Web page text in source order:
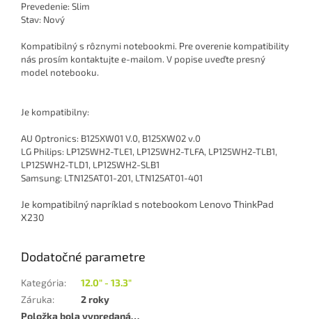
Prevedenie: Slim
Stav: Nový
Kompatibilný s rôznymi notebookmi. Pre overenie kompatibility
nás prosím kontaktujte e-mailom. V popise uveďte presný
model notebooku.
Je kompatibilny:
AU Optronics: B125XW01 V.0, B125XW02 v.0
LG Philips: LP125WH2-TLE1, LP125WH2-TLFA, LP125WH2-TLB1,
LP125WH2-TLD1, LP125WH2-SLB1
Samsung: LTN125AT01-201, LTN125AT01-401
Je kompatibilný napríklad s notebookom Lenovo ThinkPad
X230
Dodatočné parametre
Kategória:
12.0" - 13.3"
Záruka:
2 roky
Položka bola vypredaná…